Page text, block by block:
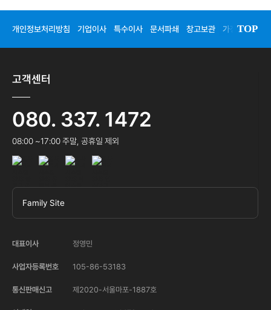
개인정보처리방침 기업이사 특수이사 문서파쇄 창고보관 가정이사
TOP
고객센터
080. 337. 1472
08:00 ~17:00 주말, 공휴일 제외
Family Site
대표이사 정영민
사업자등록번호 105-86-53183
통신판매신고 제2020-서울마포-1887호